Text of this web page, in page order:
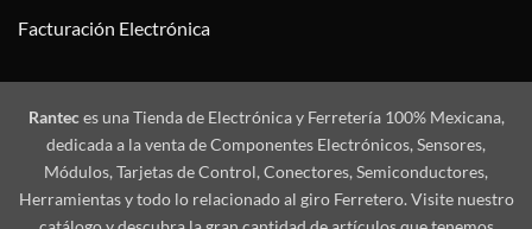
Facturación Electrónica
Ranteces una Tienda de Electrónica y Ferretería 100% Mexicana,
dedicada a la venta de Componentes Electrónicos, Sensores,
Módulos, Tarjetas de Control, Conectores, Semiconductores,
Herramientas y todo lo relacionado al giro Ferretero. Visite nuestro